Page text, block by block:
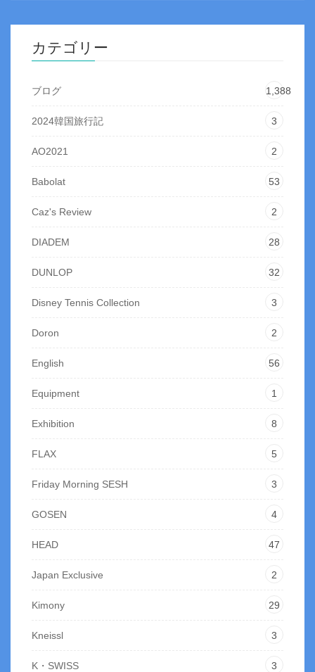
カテゴリー
ブログ 1,388
2024韓国旅行記 3
AO2021 2
Babolat 53
Caz's Review 2
DIADEM 28
DUNLOP 32
Disney Tennis Collection 3
Doron 2
English 56
Equipment 1
Exhibition 8
FLAX 5
Friday Morning SESH 3
GOSEN 4
HEAD 47
Japan Exclusive 2
Kimony 29
Kneissl 3
K・SWISS 3